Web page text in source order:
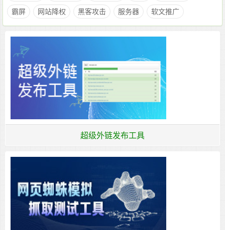
霸屏
网站降权 黑客攻击 服务器 软文推广
超级外链发布工具